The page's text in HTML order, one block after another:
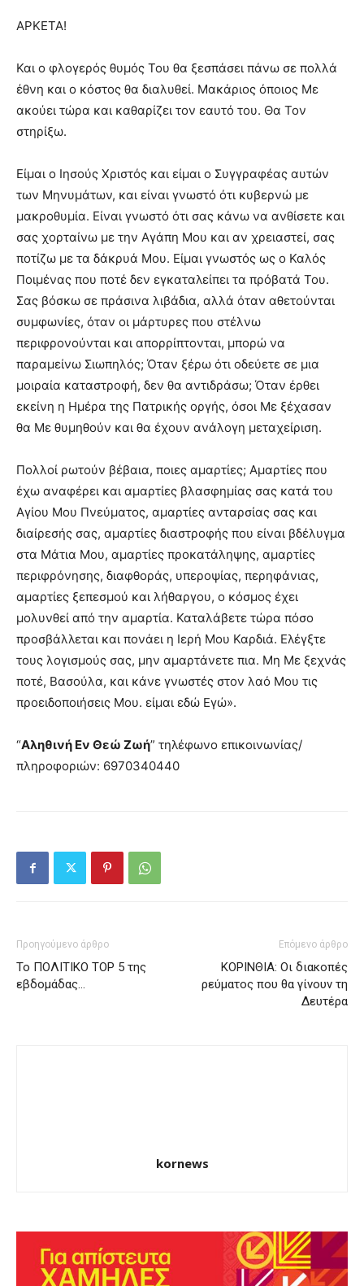
ΑΡΚΕΤΑ!
Και ο φλογερός θυμός Του θα ξεσπάσει πάνω σε πολλά
έθνη και ο κόστος θα διαλυθεί. Μακάριος όποιος Με
ακούει τώρα και καθαρίζει τον εαυτό του. Θα Τον
στηρίξω.
Είμαι ο Ιησούς Χριστός και είμαι ο Συγγραφέας αυτών
των Μηνυμάτων, και είναι γνωστό ότι κυβερνώ µε
μακροθυμία. Είναι γνωστό ότι σας κάνω να ανθίσετε και
σας χορταίνω με την Αγάπη Μου και αν χρειαστεί, σας
ποτίζω µε τα δάκρυά Μου. Είμαι γνωστός ως ο Καλός
Ποιμένας που ποτέ δεν εγκαταλείπει τα πρόβατά Του.
Σας βόσκω σε πράσινα λιβάδια, αλλά όταν αθετούνται
συμφωνίες, όταν οι μάρτυρες που στέλνω
περιφρονούνται και απορρίπτονται, μπορώ να
παραμείνω Σιωπηλός; Όταν ξέρω ότι οδεύετε σε µια
μοιραία καταστροφή, δεν θα αντιδράσω; Όταν έρθει
εκείνη η Ημέρα της Πατρικής οργής, όσοι Με ξέχασαν
θα Με θυμηθούν και θα έχουν ανάλογη μεταχείριση.
Πολλοί ρωτούν βέβαια, ποιες αμαρτίες; Αμαρτίες που
έχω αναφέρει και αμαρτίες βλασφημίας σας κατά του
Αγίου Μου Πνεύματος, αμαρτίες ανταρσίας σας και
διαίρεσής σας, αμαρτίες διαστροφής που είναι βδέλυγμα
στα Μάτια Μου, αμαρτίες προκατάληψης, αμαρτίες
περιφρόνησης, διαφθοράς, υπεροψίας, περηφάνιας,
αμαρτίες ξεπεσμού και λήθαργου, ο κόσμος έχει
μολυνθεί από την αμαρτία. Καταλάβετε τώρα πόσο
προσβάλλεται και πονάει η Ιερή Μου Καρδιά. Ελέγξτε
τους λογισμούς σας, µην αμαρτάνετε πια. Μη Με ξεχνάς
ποτέ, Βασούλα, και κάνε γνωστές στον λαό Μου τις
προειδοποιήσεις Μου. είμαι εδώ Εγώ».
“Αληθινή Εν Θεώ Ζωή” τηλέφωνο επικοινωνίας/
πληροφοριών: 6970340440
Προηγούμενο άρθρο
Το ΠΟΛΙΤΙΚΟ ΤΟΡ 5 της
εβδομάδας…
Επόμενο άρθρο
ΚΟΡΙΝΘΙΑ: Οι διακοπές
ρεύματος που θα γίνουν τη
Δευτέρα
kornews